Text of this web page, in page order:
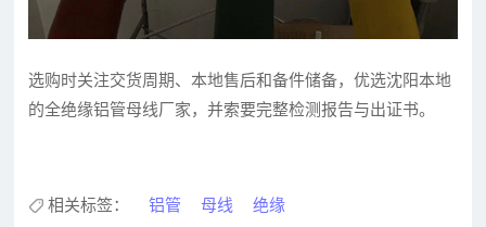
选购时关注交货周期、本地售后和备件储备，优选沈阳本地
的全绝缘铝管母线厂家，并索要完整检测报告与出证书。
相关标签： 铝管 母线 绝缘